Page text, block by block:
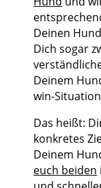
Deinen
Dich sogar
Deinem
win-
Das heißt:
konkretes
Deinem
euch beiden